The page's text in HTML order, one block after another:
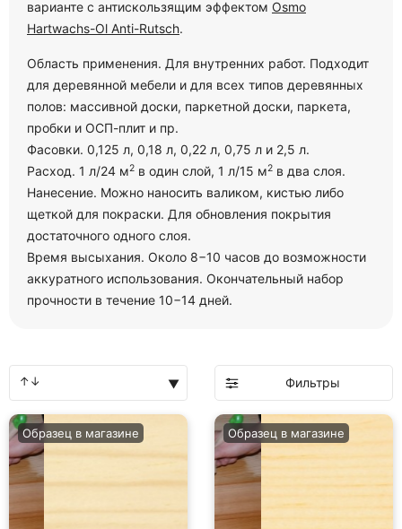
варианте с антискользящим эффектом Osmo
Hartwachs-Ol Anti-Rutsch.
Область применения. Для внутренних работ. Подходит
для деревянной мебели и для всех типов деревянных
полов: массивной доски, паркетной доски, паркета,
пробки и ОСП-плит и пр.
Фасовки. 0,125 л, 0,18 л, 0,22 л, 0,75 л и 2,5 л.
Расход. 1 л/24 м2 в один слой, 1 л/15 м2 в два слоя.
Нанесение. Можно наносить валиком, кистью либо
щеткой для покраски. Для обновления покрытия
достаточного одного слоя.
Время высыхания. Около 8−10 часов до возможности
аккуратного использования. Окончательный набор
прочности в течение 10−14 дней.
Фильтры
Образец в магазине Образец в магазине